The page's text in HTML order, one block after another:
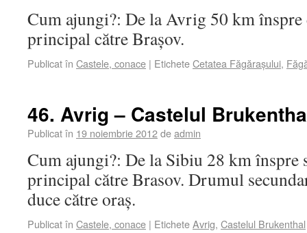
Cum ajungi?: De la Avrig 50 km
principal către Brașov.
Publicat în Castele, conace | EticheteCetatea Făgărașului,
46. Avrig – Castelul
Publicat în 19 noiembrie 2012deadmin
Cum ajungi?: De la Sibiu 28 km înspre
principal către Brasov. Drumul
duce către oraș.
Publicat în Castele, conace | EticheteAvrig, Castelul Brukenthal